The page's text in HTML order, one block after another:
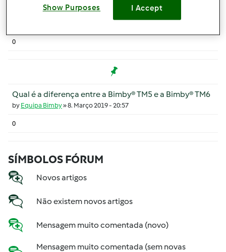
O que faz a nova Bimby® TM6?
0
Tópico em destaque
Qual é a diferença entre a Bimby® TM5 e a Bimby® TM6
by Equipa Bimby»8. Março 2019 - 20:57
0
SÍMBOLOS FÓRUM
Novos artigos
Não existem novos artigos
Mensagem muito comentada (novo)
Mensagem muito comentada (sem novas
Show Purposes I Accept